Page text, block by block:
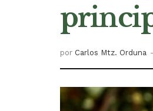
por Carlos Mtz. Orduna